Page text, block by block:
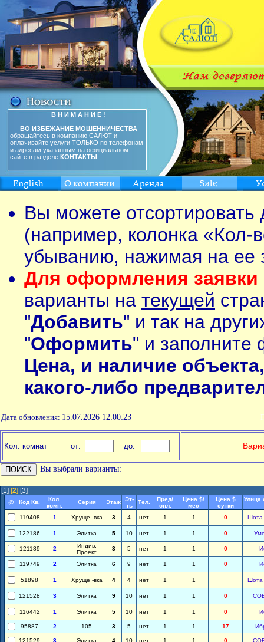
В Н И М А Н И Е !
ВО ИЗБЕЖАНИЕ МОШЕННИЧЕСТВА
обращайтесь в компанию САЛЮТ и
оплачивайте услуги ТОЛЬКО по телефонам
и адресам указанным на официальном
сайте в разделе КОНТАКТЫ
Вы можете
(например, колонка «Кол-
убыванию, нажимая на ее
Для оформления заявки
варианты на текущей
"Добавить" и так на
"Оформить" и заполните
Цена, и наличие
какого-либо
Дата обновления: 15.07.2026 12:00:23
Кол. комнат от: до:
Вы выбрали варианты:
[1] [2] [3]
@ Код Кв.
Кол.
комн.
Серия Этаж
Эт-
ть
Тел.
Пред/
опл.
Цена $/
мес
Цена $
сутки
Улица
119408 1 Хруще -вка 3 4 нет 1 1 0 Шота
122186 1 Элитка 5 10 нет 1 1 0
121189 2
Индив.
Проект
3 5 нет 1 1 0
119749 2 Элитка 6 9 нет 1 1 0
51898 1 Хруще -вка 4 4 нет 1 1 Шота
121528 3 Элитка 9 10 нет 1 1 0
116442 1 Элитка 5 10 нет 1 1 0
95887 2 105 3 5 нет 1 1 17
121529 3 Элитка 4 10 нет 1 1 0